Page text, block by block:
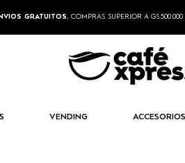
GRATUITOS. COMPRAS SUPERIOR A
VENDING ACCESORIOS